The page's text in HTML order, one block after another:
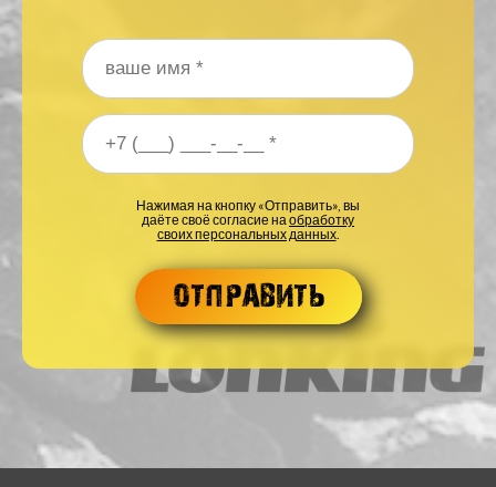
Ваше имя*
Ваш номер телефона*
Нажимая на кнопку «Отправить», вы
даёте своё согласие наобработку
своих персональных данных.